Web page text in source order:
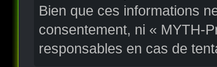
Bien que ces informations
consentement, ni « MYTH-
responsables en cas de